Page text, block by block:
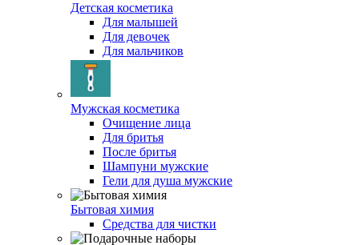
Детская косметика
Для малышей
Для девочек
Для мальчиков
Мужская косметика
Очищение лица
Для бритья
После бритья
Шампуни мужские
Гели для душа мужские
Бытовая химия
Средства для чистки